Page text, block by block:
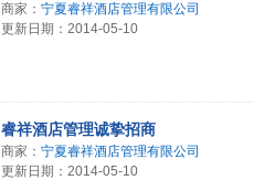
商家： 宁夏睿祥酒店管理有限公司
更新日期：2014-05-10
睿祥酒店管理诚挚招商
商家： 宁夏睿祥酒店管理有限公司
更新日期：2014-05-10